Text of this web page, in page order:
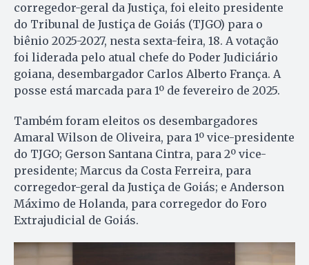
corregedor-geral da Justiça, foi eleito presidente
do Tribunal de Justiça de Goiás (TJGO) para o
biênio 2025-2027, nesta sexta-feira, 18. A votação
foi liderada pelo atual chefe do Poder Judiciário
goiana, desembargador Carlos Alberto França. A
posse está marcada para 1º de fevereiro de 2025.
Também foram eleitos os desembargadores
Amaral Wilson de Oliveira, para 1º vice-presidente
do TJGO; Gerson Santana Cintra, para 2º vice-
presidente; Marcus da Costa Ferreira, para
corregedor-geral da Justiça de Goiás; e Anderson
Máximo de Holanda, para corregedor do Foro
Extrajudicial de Goiás.